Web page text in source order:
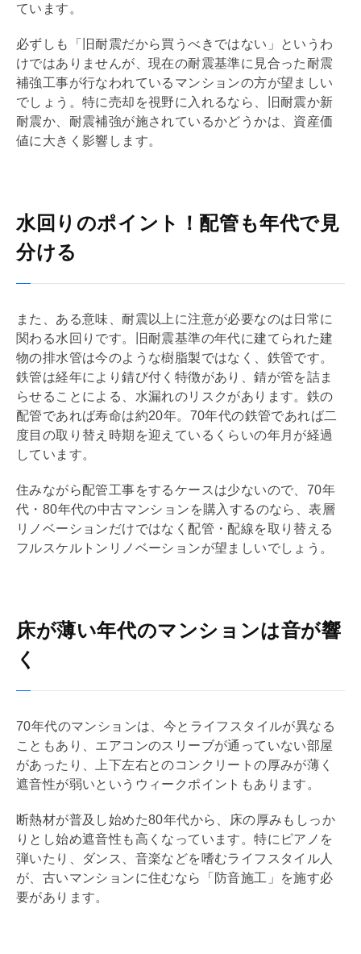
ています。
必ずしも「旧耐震だから買うべきではない」というわ
けではありませんが、現在の耐震基準に見合った耐震
補強工事が行なわれているマンションの方が望ましい
でしょう。特に売却を視野に入れるなら、旧耐震か新
耐震か、 耐震補強が施されているかどうかは、資産価
値に大きく影響します。
水回りのポイント！配管も年代で見
分ける
また、ある意味、耐震 以上に注意が必要なのは日常に
関わる水回りです。
旧耐震基準の年代に建てられた建
物の排水管は今のような樹脂製ではなく、鉄管です。
鉄管は経年により錆び付く特徴があり、錆が管を詰ま
らせることによる、水漏れのリスクがあります。鉄の
配管であれば寿命は約20年。70年代の鉄管であれば二
度目の取り替え時期を迎えているくらいの年月が経過
しています。
住みながら配管工事をするケースは少ないので、70年
代・80年代の中古マンションを購入するのなら、表層
リノベーションだけではなく配管・配線を取り替える
フルスケルトン リノベーションが望ましいでしょう。
床が薄い年代のマンションは音が響
く
70年代のマンションは、今とライフスタイルが異なる
こともあり、エアコンのスリーブが通っていない部屋
があったり、上下左右とのコンクリートの厚みが薄く
遮音性が弱いというウィークポイントもあります。
断熱材が普及し始めた80年代から、床の厚みもしっか
りとし始め遮音性も高くなっています。特にピアノを
弾いたり、ダンス、音楽などを嗜むライフスタイル人
が、古いマンションに住むなら「防音施工」を施す必
要があります。